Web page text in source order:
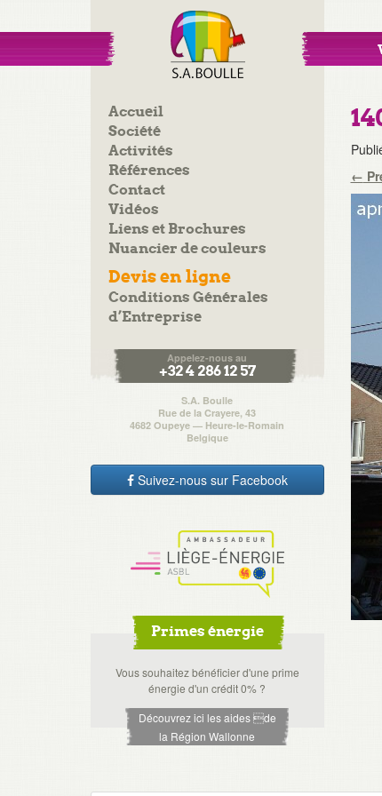
Accueil
Société
Activités
Références
Contact
Vidéos
Liens et Brochures
Nuancier de couleurs
Devis en ligne
Conditions Générales
d’Entreprise
Appelez-nous au
+32 4 286 12 57
S.A. Boulle
Rue de la Crayere, 43
4682 Oupeye — Heure-le-Romain
Belgique
Suivez-nous sur Facebook
Primes énergie
Vous souhaitez bénéficier d'une prime
énergie d'un crédit 0% ?
Découvrez ici les aides de
la Région Wallonne
←